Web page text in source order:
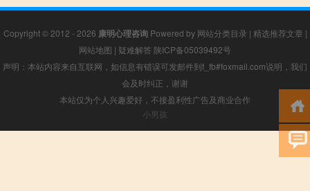
Copyright © 2012 - 2026 康明心理咨询Powered by 网站分类目录 | 精选推荐文章 |
网站地图 | 疑难解答 陕ICP备05039492号
声明：本站内容来自互联网，如信息有错误可发邮件到f_fb#foxmail.com说明，我们
会及时纠正，谢谢
本站仅为个人兴趣爱好，不接盈利性广告及商业合作
小男孩